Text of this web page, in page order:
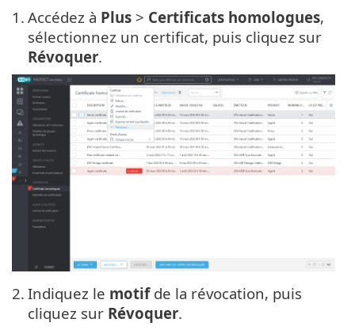
1. Accédez à Plus > Certificats homologues,
sélectionnez un certificat, puis cliquez sur
Révoquer.
2. Indiquez le motifde la révocation, puis
cliquez sur Révoquer.